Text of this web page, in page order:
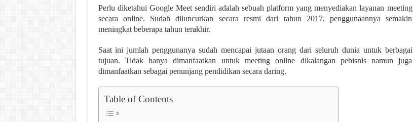
Perlu diketahui Google Meet sendiri adalah sebuah platform yang menyediakan layanan meeting
secara online. Sudah diluncurkan secara resmi dari tahun 2017, penggunaannya semakin
meningkat beberapa tahun terakhir.
Saat ini jumlah penggunanya sudah mencapai jutaan orang dari seluruh dunia untuk berbagai
tujuan. Tidak hanya dimanfaatkan untuk meeting online dikalangan pebisnis namun juga
dimanfaatkan sebagai penunjang pendidikan secara daring.
Table of Contents